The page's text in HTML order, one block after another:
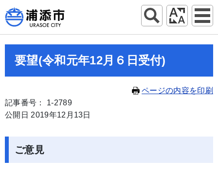
要望(令和元年12月６日受付)
ページの内容を印刷
記事番号： 1-2789
公開日 2019年12月13日
ご意見